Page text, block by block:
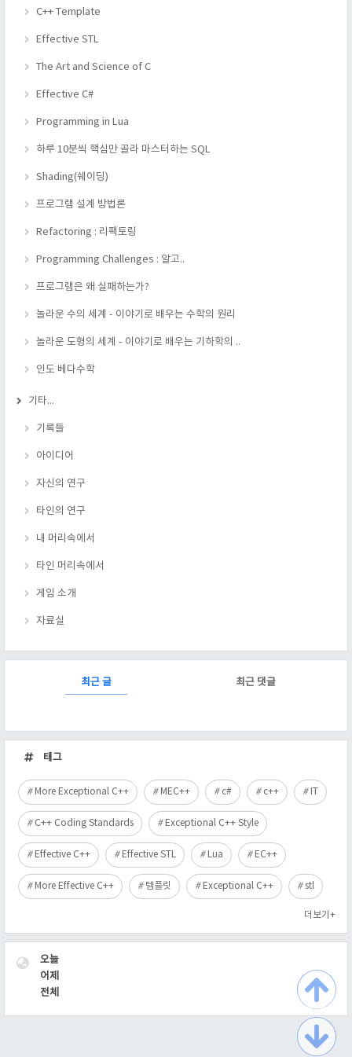
C++ Template
Effective STL
The Art and Science of C
Effective C#
Programming in Lua
하루 10분씩 핵심만 골라 마스터하는 SQL
Shading(쉐이딩)
프로그램 설계 방법론
Refactoring : 리팩토링
Programming Challenges : 알고..
프로그램은 왜 실패하는가?
놀라운 수의 세계 - 이야기로 배우는 수학의 원리
놀라운 도형의 세계 - 이야기로 배우는 기하학의 ..
인도 베다수학
기타...
기록들
아이디어
자신의 연구
타인의 연구
내 머리속에서
타인 머리속에서
게임 소개
자료실
최근 글 최근 댓글
근
글
태그
More Exceptional C++ MEC++ c# c++ IT
C++ Coding Standards Exceptional C++ Style
Effective C++ Effective STL Lua EC++
More Effective C++ 템플릿 Exceptional C++ stl
더보기+
VISITOR
오늘
어제
전체